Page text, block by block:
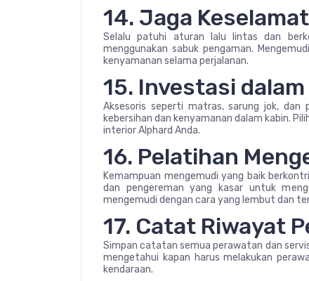
14. Jaga
Selalu patuhi aturan lalu lintas dan
menggunakan sabuk pengaman.
kenyamanan selama perjalanan.
15. Investasi
Aksesoris seperti matras, sarung jok, dan
kebersihan dan kenyamanan dalam kabin.
interior Alphard Anda.
16. Pelatihan
Kemampuan mengemudi yang baik
dan pengereman yang kasar untuk
mengemudi dengan cara yang lembut dan
17. Catat Riwayat
Simpan catatan semua perawatan dan
mengetahui kapan harus melakukan
kendaraan.